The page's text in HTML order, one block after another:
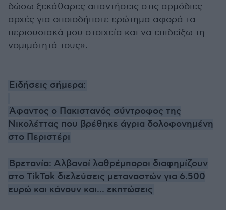
δώσω ξεκάθαρες απαντήσεις στις αρμόδιες
αρχές για οποιοδήποτε ερώτημα αφορά τα
περιουσιακά μου στοιχεία και να επιδείξω τη
νομιμότητά τους».
Ειδήσεις σήμερα:
Άφαντος ο Πακιστανός σύντροφος της
Νικολέττας που βρέθηκε άγρια δολοφονημένη
στο Περιστέρι
Βρετανία: Αλβανοί λαθρέμποροι διαφημίζουν
στο TikTok διελεύσεις μεταναστών για 6.500
ευρώ και κάνουν και... εκπτώσεις